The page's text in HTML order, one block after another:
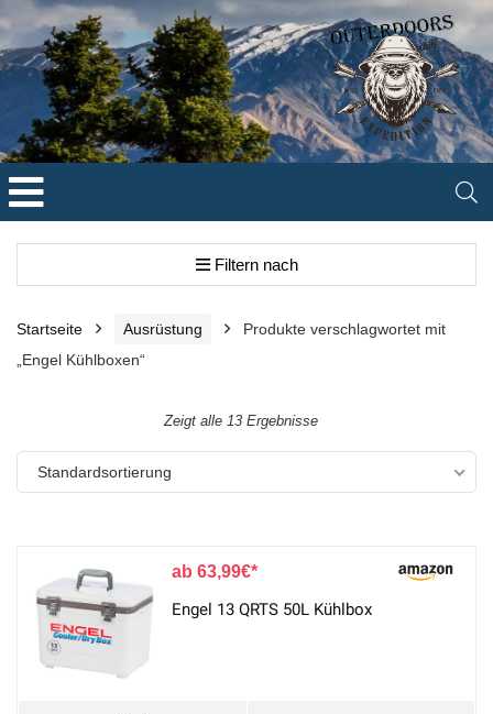
Filtern nach
Startseite Ausrüstung
Produkte verschlagwortet mit
„Engel Kühlboxen“
Zeigt alle 13 Ergebnisse
Standardsortierung
63,99€
Engel 13 QRTS 50L Kühlbox